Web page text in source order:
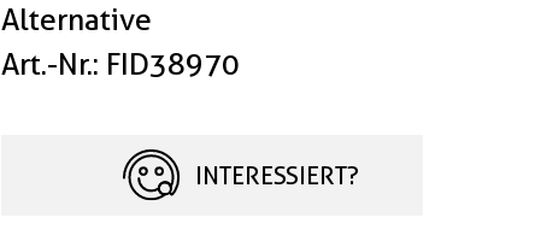
Alternative
Art.-Nr.: FID38970
INTERESSIERT?